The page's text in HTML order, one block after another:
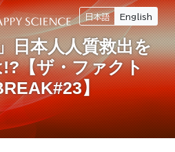
日本語 English
日本人人質救出を
【ザ・ファクト
】